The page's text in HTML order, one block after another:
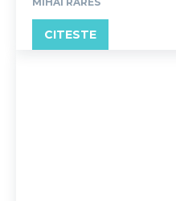
CITESTE